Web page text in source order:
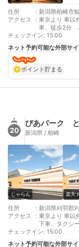
住所 : 新潟県柏崎市
アクセス
: 東京より 車以
車、徒歩2分
最寄り駅１ 鯨波
最寄り駅２ 柏崎
チェックイン: 15:00
ネット予約可能な外部サ
ポイント貯まる
20
ぴあパーク
新潟県 / 柏崎
じゃらん 楽天
住所 : 新潟県刈羽郡
アクセス
: 東京より 車以
下車、タクシ
最寄り駅１ 柏崎
最寄り駅２ 刈羽
チェックイン: 15:00
ネット予約可能な外部サ